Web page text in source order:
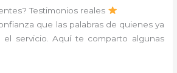
Testimonios reales
que las palabras de quienes ya
el servicio. Aquí te comparto algunas